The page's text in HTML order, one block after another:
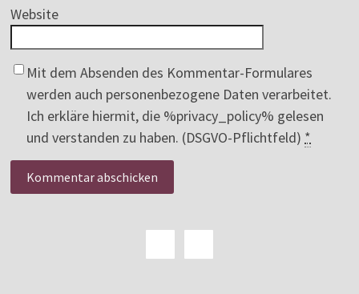
Website
Mit dem Absenden des Kommentar-Formulares
werden auch personenbezogene Daten verarbeitet.
Ich erkläre hiermit, die %privacy_policy% gelesen
und verstanden zu haben. (DSGVO-Pflichtfeld) *